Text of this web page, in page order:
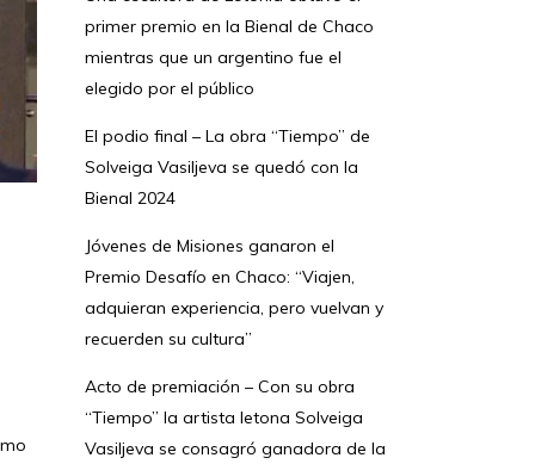
primer premio en la Bienal de Chaco
mientras que un argentino fue el
elegido por el público
El podio final – La obra “Tiempo” de
Solveiga Vasiljeva se quedó con la
Bienal 2024
Jóvenes de Misiones ganaron el
Premio Desafío en Chaco: “Viajen,
adquieran experiencia, pero vuelvan y
recuerden su cultura”
Acto de premiación – Con su obra
“Tiempo” la artista letona Solveiga
Vasiljeva se consagró ganadora de la